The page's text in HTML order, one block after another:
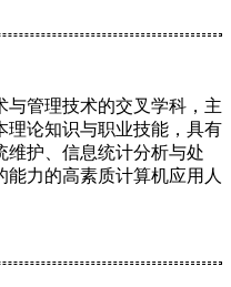
与管理技术的交叉学科，主
理论知识与职业技能，具有
维护、信息统计分析与处
力的高素质计算机应用人